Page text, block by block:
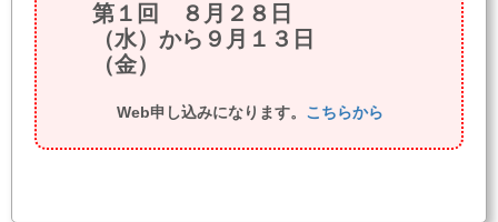
第１回 ８月２８日
（水）から９月１３日
（金）
Web申し込みになります。 こちらから